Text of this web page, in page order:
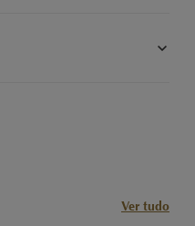
Ver tudo